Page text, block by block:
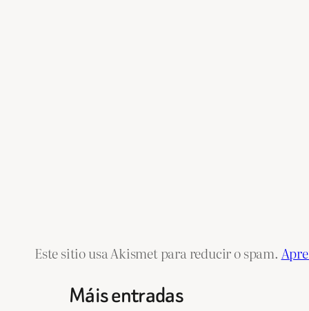
Este sitio usa Akismet para reducir o spam.
Máis entradas